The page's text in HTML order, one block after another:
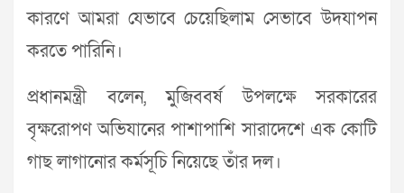
কারণে আমরা যেভাবে চেয়েছিলাম সেভাবে উদযাপন
করতে পারিনি।
প্রধানমন্ত্রী বলেন, মুজিববর্ষ উপলক্ষে সরকারের
বৃক্ষরোপণ অভিযানের পাশাপাশি সারাদেশে এক কোটি
গাছ লাগানোর কর্মসূচি নিয়েছে তাঁর দল।